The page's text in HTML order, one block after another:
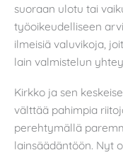
suoraan ulotu tai
työoikeudelliseen
ilmeisiä valuvikoja,
lain valmistelun
Kirkko ja sen
välttää pahimpia
perehtymällä
lainsäädäntöön. Nyt